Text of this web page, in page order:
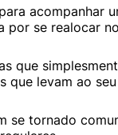
acompanhar
por se realocar
que
levam ao
se tornado